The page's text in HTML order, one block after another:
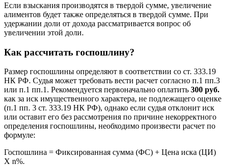
Если взыскания производятся в твердой сумме, увеличение
алиментов будет также определяться в твердой сумме. При
удержании доли от дохода рассматривается вопрос об
увеличении этой доли.
Как рассчитать госпошлину?
Размер госпошлины определяют в соответствии со ст. 333.19
НК РФ. Судья может требовать вести расчет согласно п.1 пп.3
или п.1 пп.1. Рекомендуется первоначально оплатить 300 руб.
как за иск имущественного характера, не подлежащего оценке
(п.1 пп. 3 ст. 333.19 НК РФ), однако если судья отклонит иск
или оставит его без рассмотрения по причине некорректного
определения госпошлины, необходимо произвести расчет по
формуле:
Госпошлина = Фиксированная сумма (ФС) + Цена иска (ЦИ)
Х n%.